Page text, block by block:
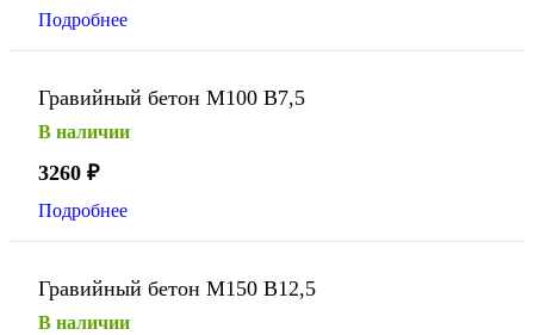
Подробнее
Гравийный бетон М100 В7,5
В наличии
3260 ₽
Подробнее
Гравийный бетон М150 В12,5
В наличии